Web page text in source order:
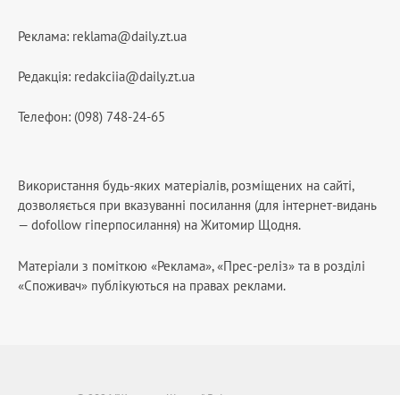
Реклама: reklama@daily.zt.ua
Редакція: redakciia@daily.zt.ua
Телефон: (098) 748-24-65
Використання будь-яких матеріалів, розміщених на сайті,
дозволяється при вказуванні посилання (для інтернет-видань
— dofollow гіперпосилання) на Житомир Щодня.
Матеріали з поміткою «Реклама», «Прес-реліз» та в розділі
«Споживач» публікуються на правах реклами.